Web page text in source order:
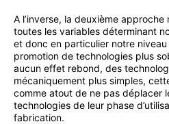
A l’inverse, la deuxième approche
toutes les variables déterminant
et donc en particulier notre
promotion de technologies plus
aucun effet rebond, des
mécaniquement plus simples,
comme atout de ne pas déplacer
technologies de leur phase
fabrication.